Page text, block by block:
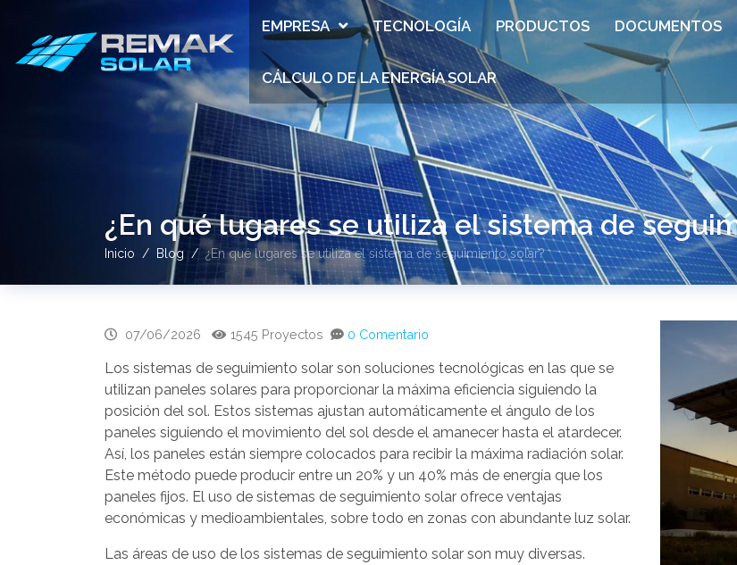
EMPRESA TECNOLOGÍA PRODUCTOS DOCUMENTOS
CÁLCULO DE LA ENERGÍA SOLAR
¿En qué lugares se utiliza el sistema de
Inicio Blog ¿En qué lugares se utiliza el sistema de seguimiento solar?
07/06/2026 1545 Proyectos 0 Comentario
Los sistemas de seguimiento solar son soluciones tecnológicas en las que se
utilizan paneles solares para proporcionar la máxima eficiencia siguiendo la
posición del sol. Estos sistemas ajustan automáticamente el ángulo de los
paneles siguiendo el movimiento del sol desde el amanecer hasta el atardecer.
Así, los paneles están siempre colocados para recibir la máxima radiación solar.
Este método puede producir entre un 20% y un 40% más de energía que los
paneles fijos. El uso de sistemas de seguimiento solar ofrece ventajas
económicas y medioambientales, sobre todo en zonas con abundante luz solar.
Las áreas de uso de los sistemas de seguimiento solar son muy diversas.